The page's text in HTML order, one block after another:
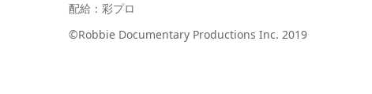
配給：彩プロ
©️Robbie Documentary Productions Inc. 2019